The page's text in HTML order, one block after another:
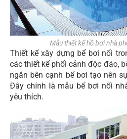
Mẫu thiết kế hồ bơi nhà
Thiết kế xây dựng bể bơi nổi
các thiết kế phối cảnh độc đáo,
ngắn bên cạnh bể bơi tạo nên
Đây chính là mẫu bể bơi nổi
yêu thích.